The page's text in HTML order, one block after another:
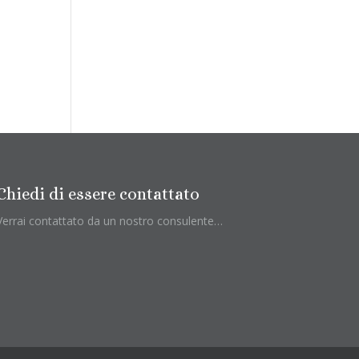
di essere contattato
contattato da un nostro consulente…